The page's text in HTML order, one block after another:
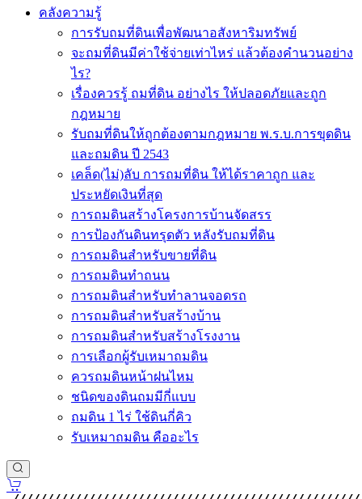
คลังความรู้
การรับถมที่ดินเพื่อพัฒนาอสังหาริมทรัพย์
จะถมที่ดินมีค่าใช้จ่ายเท่าไหร่ แล้วต้องคำนวนอย่าง
ไร?
เรื่องควรรู้ ถมที่ดิน อย่างไร ให้ปลอดภัยและถูก
กฎหมาย
รับถมที่ดินให้ถูกต้องตามกฎหมาย พ.ร.บ.การขุดดิน
และถมดิน ปี 2543
เคล็ด(ไม่)ลับ การถมที่ดิน ให้ได้ราคาถูก และ
ประหยัดเงินที่สุด
การถมดินสร้างโครงการบ้านจัดสรร
การป้องกันดินทรุดตัว หลังรับถมที่ดิน
การถมดินสำหรับขายที่ดิน
การถมดินทำถนน
การถมดินสำหรับทำลานจอดรถ
การถมดินสำหรับสร้างบ้าน
การถมดินสำหรับสร้างโรงงาน
การเลือกผู้รับเหมาถมดิน
ควรถมดินหน้าฝนไหม
ชนิดของดินถมมีกี่แบบ
ถมดิน 1 ไร่ ใช้ดินกี่คิว
รับเหมาถมดิน คืออะไร